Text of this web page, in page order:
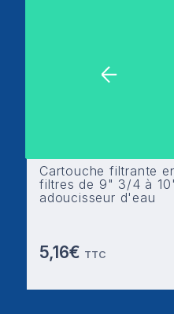
Cartouche filtrante
filtres de 9" 3/4 à
adoucisseur d'eau
5,16€ TTC